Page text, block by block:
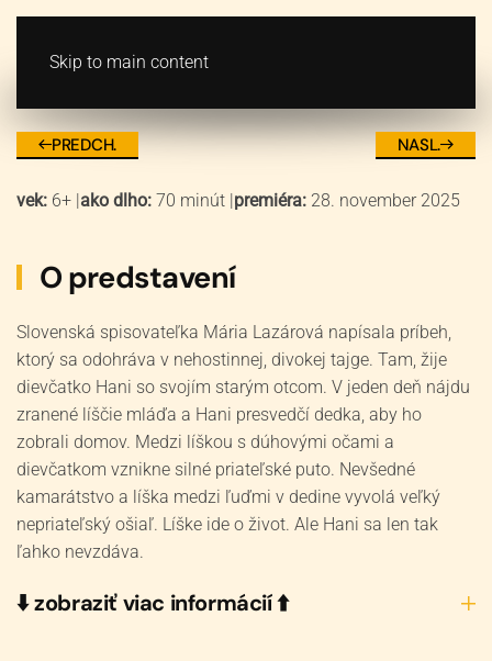
Skip to main content
PREDCH. NASL.
vek: 6+ |ako dlho: 70 minút |premiéra: 28. november 2025
O predstavení
Slovenská spisovateľka Mária Lazárová napísala príbeh,
ktorý sa odohráva v nehostinnej, divokej tajge. Tam, žije
dievčatko Hani so svojím starým otcom. V jeden deň nájdu
zranené líščie mláďa a Hani presvedčí dedka, aby ho
zobrali domov. Medzi líškou s dúhovými očami a
dievčatkom vznikne silné priateľské puto. Nevšedné
kamarátstvo a líška medzi ľuďmi v dedine vyvolá veľký
nepriateľský ošiaľ. Líške ide o život. Ale Hani sa len tak
ľahko nevzdáva.
⬇️ zobraziť viac informácií ⬆️